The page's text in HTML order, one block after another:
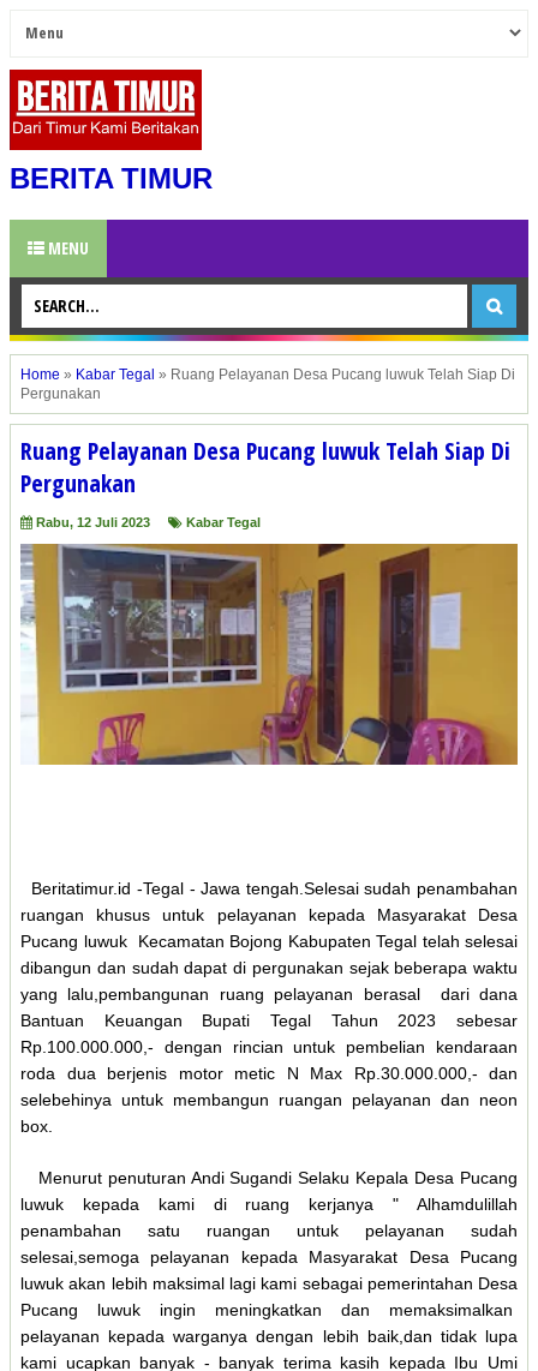
BERITA TIMUR
MENU
Home » Kabar Tegal » Ruang Pelayanan Desa Pucang luwuk Telah Siap Di
Pergunakan
Ruang Pelayanan Desa Pucang luwuk Telah Siap Di
Pergunakan
Rabu, 12 Juli 2023 Kabar Tegal
Beritatimur.id -Tegal - Jawa tengah.Selesai sudah penambahan
ruangan khusus untuk pelayanan kepada Masyarakat Desa
Pucang luwuk Kecamatan Bojong Kabupaten Tegal telah selesai
dibangun dan sudah dapat di pergunakan sejak beberapa waktu
yang lalu,pembangunan ruang pelayanan berasal dari dana
Bantuan Keuangan Bupati Tegal Tahun 2023 sebesar
Rp.100.000.000,- dengan rincian untuk pembelian kendaraan
roda dua berjenis motor metic N Max Rp.30.000.000,- dan
selebehinya untuk membangun ruangan pelayanan dan neon
box.
Menurut penuturan Andi Sugandi Selaku Kepala Desa Pucang
luwuk kepada kami di ruang kerjanya " Alhamdulillah
penambahan satu ruangan untuk pelayanan sudah
selesai,semoga pelayanan kepada Masyarakat Desa Pucang
luwuk akan lebih maksimal lagi kami sebagai pemerintahan Desa
Pucang luwuk ingin meningkatkan dan memaksimalkan
pelayanan kepada warganya dengan lebih baik,dan tidak lupa
kami ucapkan banyak - banyak terima kasih kepada Ibu Umi